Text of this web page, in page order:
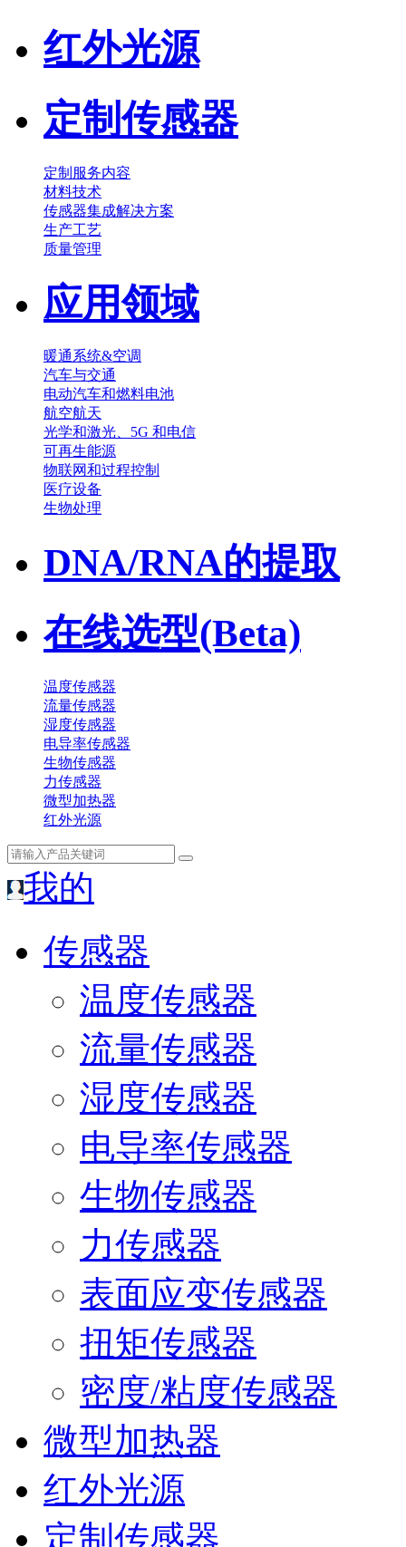
红外光源
定制传感器
定制服务内容
材料技术
传感器集成解决方案
生产工艺
质量管理
应用领域
暖通系统&空调
汽车与交通
电动汽车和燃料电池
航空航天
光学和激光、5G 和电信
可再生能源
物联网和过程控制
医疗设备
生物处理
DNA/RNA的提取
在线选型(Beta)
温度传感器
流量传感器
湿度传感器
电导率传感器
生物传感器
力传感器
微型加热器
红外光源
我的
传感器
温度传感器
流量传感器
湿度传感器
电导率传感器
生物传感器
力传感器
表面应变传感器
扭矩传感器
密度/粘度传感器
微型加热器
红外光源
定制传感器